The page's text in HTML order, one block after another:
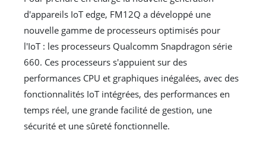
d'appareils IoT edge, FM12Q a développé une
nouvelle gamme de processeurs optimisés pour
l'IoT : les processeurs Qualcomm Snapdragon série
660. Ces processeurs s'appuient sur des
performances CPU et graphiques inégalées, avec des
fonctionnalités IoT intégrées, des performances en
temps réel, une grande facilité de gestion, une
sécurité et une sûreté fonctionnelle.